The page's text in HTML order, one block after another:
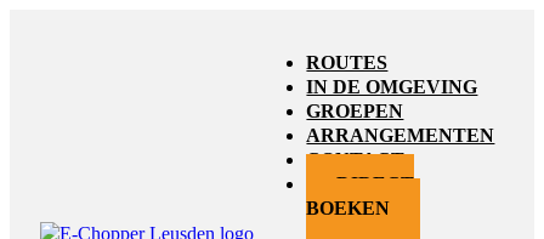
ROUTES
IN DE OMGEVING
GROEPEN
ARRANGEMENTEN
CONTACT
DIRECT
BOEKEN